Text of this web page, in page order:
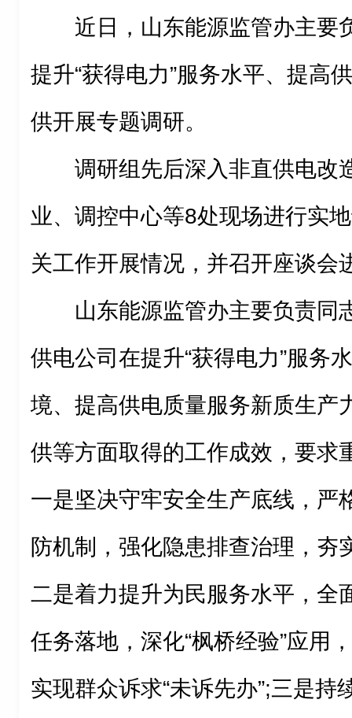
近日，山东能源监管办主要
提升“获得电力”服务水平、提高
供开展专题调研。
调研组先后深入非直供电改
业、调控中心等8处现场进行实
关工作开展情况，并召开座谈会
山东能源监管办主要负责同
供电公司在提升“获得电力”服务
境、提高供电质量服务新质生产
供等方面取得的工作成效，要求
一是坚决守牢安全生产底线，严
防机制，强化隐患排查治理，夯
二是着力提升为民服务水平，全
任务落地，深化“枫桥经验”应用
实现群众诉求“未诉先办”;三是持